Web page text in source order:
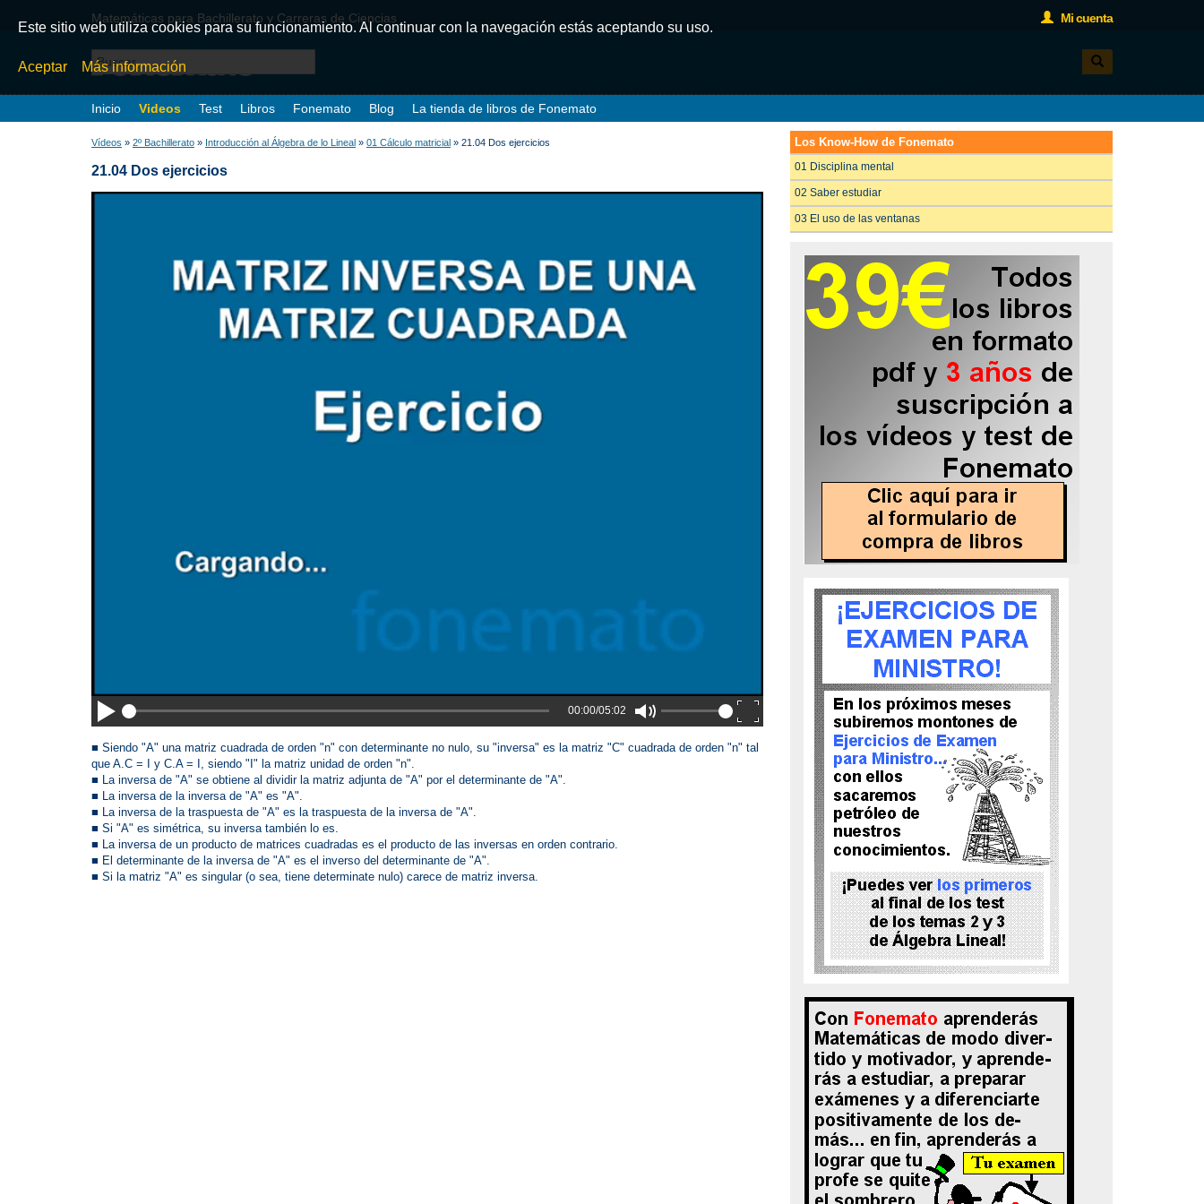
Matemáticas para Bachillerato y Carreras de Ciencias Mi cuenta
Inicio Videos Test Libros Fonemato Blog La tienda de libros de Fonemato
Vídeos » 2º Bachillerato » Introducción al Álgebra de lo Lineal » 01 Cálculo matricial » 21.04 Dos ejercicios
21.04 Dos ejercicios
00:00/05:02
■ Siendo "A" una matriz cuadrada de orden "n" con determinante no nulo, su "inversa" es la matriz "C" cuadrada de orden "n" tal
que A.C = I y C.A = I, siendo "I" la matriz unidad de orden "n".
■ La inversa de "A" se obtiene al dividir la matriz adjunta de "A" por el determinante de "A".
■ La inversa de la inversa de "A" es "A".
■ La inversa de la traspuesta de "A" es la traspuesta de la inversa de "A".
■ Si "A" es simétrica, su inversa también lo es.
■ La inversa de un producto de matrices cuadradas es el producto de las inversas en orden contrario.
■ El determinante de la inversa de "A" es el inverso del determinante de "A".
■ Si la matriz "A" es singular (o sea, tiene determinate nulo) carece de matriz inversa.
Los Know-How de Fonemato
01 Disciplina mental
02 Saber estudiar
03 El uso de las ventanas
Este sitio web utiliza cookies para su funcionamiento. Al continuar con la navegación estás aceptando su uso.
Aceptar Más información